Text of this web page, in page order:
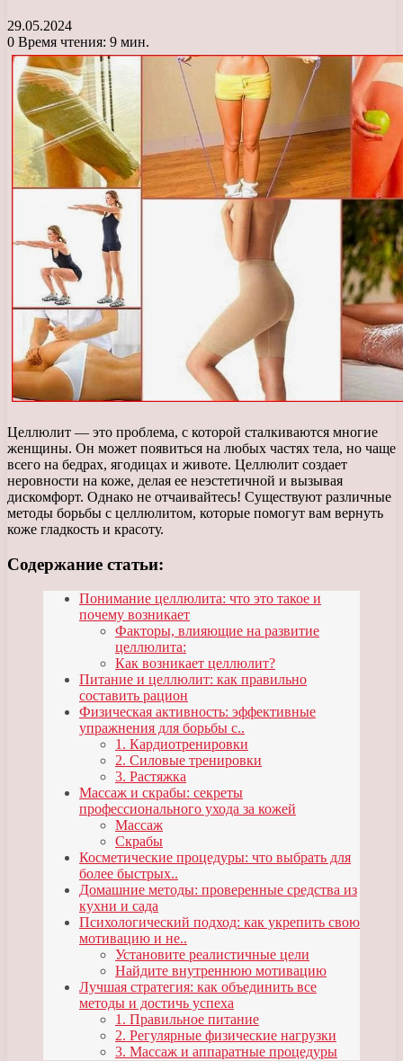
29.05.2024
0 Время чтения: 9 мин.
Целлюлит — это проблема, с которой сталкиваются многие
женщины. Он может появиться на любых частях тела, но чаще
всего на бедрах, ягодицах и животе. Целлюлит создает
неровности на коже, делая ее неэстетичной и вызывая
дискомфорт. Однако не отчаивайтесь! Существуют различные
методы борьбы с целлюлитом, которые помогут вам вернуть
коже гладкость и красоту.
Содержание статьи:
Понимание целлюлита: что это такое и
почему возникает
Факторы, влияющие на развитие
целлюлита:
Как возникает целлюлит?
Питание и целлюлит: как правильно
составить рацион
Физическая активность: эффективные
упражнения для борьбы с..
1. Кардиотренировки
2. Силовые тренировки
3. Растяжка
Массаж и скрабы: секреты
профессионального ухода за кожей
Массаж
Скрабы
Косметические процедуры: что выбрать для
более быстрых..
Домашние методы: проверенные средства из
кухни и сада
Психологический подход: как укрепить свою
мотивацию и не..
Установите реалистичные цели
Найдите внутреннюю мотивацию
Лучшая стратегия: как объединить все
методы и достичь успеха
1. Правильное питание
2. Регулярные физические нагрузки
3. Массаж и аппаратные процедуры